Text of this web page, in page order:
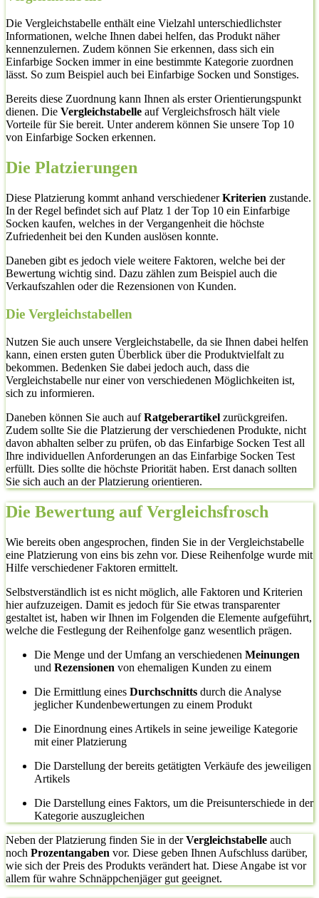
Die Vergleichstabelle enthält eine Vielzahl unterschiedlichster
Informationen, welche Ihnen dabei helfen, das Produkt näher
kennenzulernen. Zudem können Sie erkennen, dass sich ein
Einfarbige Socken immer in eine bestimmte Kategorie zuordnen
lässt. So zum Beispiel auch bei Einfarbige Socken und Sonstiges.
Bereits diese Zuordnung kann Ihnen als erster Orientierungspunkt
dienen. Die Vergleichstabelle auf Vergleichsfrosch hält viele
Vorteile für Sie bereit. Unter anderem können Sie unsere Top 10
von Einfarbige Socken erkennen.
Die Platzierungen
Diese Platzierung kommt anhand verschiedenerKriterien zustande.
In der Regel befindet sich auf Platz 1 der Top 10 ein Einfarbige
Socken kaufen, welches in der Vergangenheit die höchste
Zufriedenheit bei den Kunden auslösen konnte.
Daneben gibt es jedoch viele weitere Faktoren, welche bei der
Bewertung wichtig sind. Dazu zählen zum Beispiel auch die
Verkaufszahlen oder die Rezensionen von Kunden.
Die Vergleichstabellen
Nutzen Sie auch unsere Vergleichstabelle, da sie Ihnen dabei helfen
kann, einen ersten guten Überblick über die Produktvielfalt zu
bekommen. Bedenken Sie dabei jedoch auch, dass die
Vergleichstabelle nur einer von verschiedenen Möglichkeiten ist,
sich zu informieren.
Daneben können Sie auch aufRatgeberartikel zurückgreifen.
Zudem sollte Sie die Platzierung der verschiedenen Produkte, nicht
davon abhalten selber zu prüfen, ob das Einfarbige Socken Test all
Ihre individuellen Anforderungen an das Einfarbige Socken Test
erfüllt. Dies sollte die höchste Priorität haben. Erst danach sollten
Sie sich auch an der Platzierung orientieren.
Die Bewertung auf Vergleichsfrosch
Wie bereits oben angesprochen, finden Sie in der Vergleichstabelle
eine Platzierung von eins bis zehn vor. Diese Reihenfolge wurde mit
Hilfe verschiedener Faktoren ermittelt.
Selbstverständlich ist es nicht möglich, alle Faktoren und Kriterien
hier aufzuzeigen. Damit es jedoch für Sie etwas transparenter
gestaltet ist, haben wir Ihnen im Folgenden die Elemente aufgeführt,
welche die Festlegung der Reihenfolge ganz wesentlich prägen.
Die Menge und der Umfang an verschiedenen Meinungen
und Rezensionen von ehemaligen Kunden zu einem
Die Ermittlung eines Durchschnitts durch die Analyse
jeglicher Kundenbewertungen zu einem Produkt
Die Einordnung eines Artikels in seine jeweilige Kategorie
mit einer Platzierung
Die Darstellung der bereits getätigten Verkäufe des jeweiligen
Artikels
Die Darstellung eines Faktors, um die Preisunterschiede in der
Kategorie auszugleichen
Neben der Platzierung finden Sie in derVergleichstabelle auch
noch Prozentangaben vor. Diese geben Ihnen Aufschluss darüber,
wie sich der Preis des Produkts verändert hat. Diese Angabe ist vor
allem für wahre Schnäppchenjäger gut geeignet.